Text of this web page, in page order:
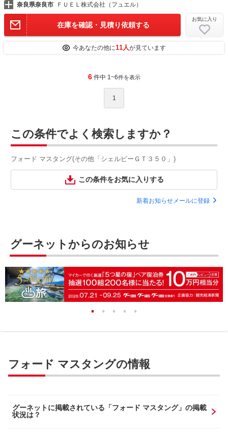
奈良県奈良市 ＦＵＥＬ株式会社（フュエル）
在庫を確認・見積り依頼する
お気に入り
今あなたの他に11人が見ています
6 件中 1~6件を表示
1
この条件でよく検索しますか？
フォード マスタング(その他「シェルビーＧＴ３５０」)
この条件をお気に入りする
新着お知らせメールに登録
グーネットからのお知らせ
フォード マスタングの情報
グーネットに掲載されている「フォード マスタング」の掲載
状況は？